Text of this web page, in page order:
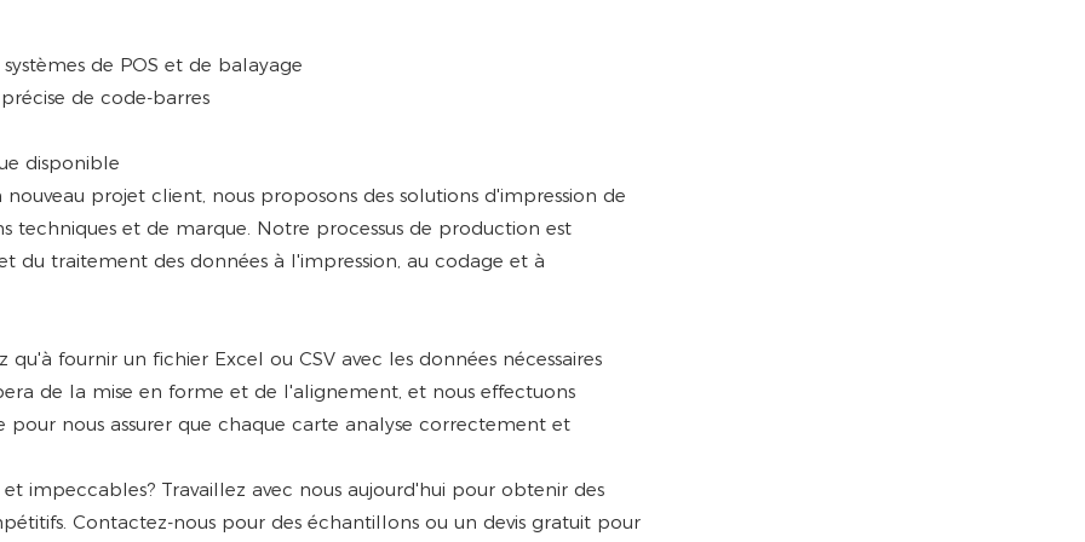
de POS et de balayage
de code-barres
disponible
projet client, nous proposons des solutions d'impression de
techniques et de marque. Notre processus de production est
du traitement des données à l'impression, au codage et à
fournir un fichier Excel ou CSV avec les données nécessaires
de la mise en forme et de l'alignement, et nous effectuons
nous assurer que chaque carte analyse correctement et
impeccables? Travaillez avec nous aujourd'hui pour obtenir des
Contactez-nous pour des échantillons ou un devis gratuit pour